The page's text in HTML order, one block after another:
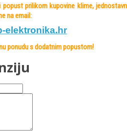
prilikom kupovine klime,
naemail:
elektronika.hr
ponudu s dodatnim popustom!